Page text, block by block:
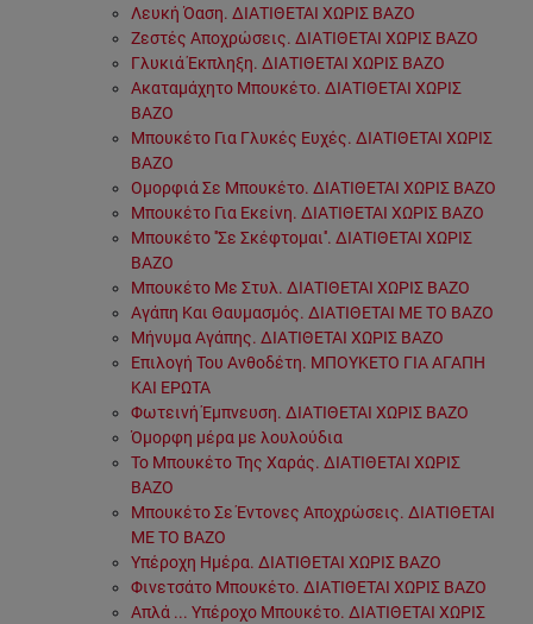
Λευκή Όαση. ΔΙΑΤΙΘΕΤΑΙ ΧΩΡΙΣ ΒΑΖΟ
Ζεστές Αποχρώσεις. ΔΙΑΤΙΘΕΤΑΙ ΧΩΡΙΣ ΒΑΖΟ
Γλυκιά Έκπληξη. ΔΙΑΤΙΘΕΤΑΙ ΧΩΡΙΣ ΒΑΖΟ
Ακαταμάχητο Μπουκέτο. ΔΙΑΤΙΘΕΤΑΙ ΧΩΡΙΣ
ΒΑΖΟ
Μπουκέτο Για Γλυκές Ευχές. ΔΙΑΤΙΘΕΤΑΙ ΧΩΡΙΣ
ΒΑΖΟ
Ομορφιά Σε Μπουκέτο. ΔΙΑΤΙΘΕΤΑΙ ΧΩΡΙΣ ΒΑΖΟ
Μπουκέτο Για Εκείνη. ΔΙΑΤΙΘΕΤΑΙ ΧΩΡΙΣ ΒΑΖΟ
Μπουκέτο ''Σε Σκέφτομαι''. ΔΙΑΤΙΘΕΤΑΙ ΧΩΡΙΣ
ΒΑΖΟ
Μπουκέτο Με Στυλ. ΔΙΑΤΙΘΕΤΑΙ ΧΩΡΙΣ ΒΑΖΟ
Αγάπη Και Θαυμασμός. ΔΙΑΤΙΘΕΤΑΙ ΜΕ ΤΟ ΒΑΖΟ
Μήνυμα Αγάπης. ΔΙΑΤΙΘΕΤΑΙ ΧΩΡΙΣ ΒΑΖΟ
Επιλογή Του Ανθοδέτη. ΜΠΟΥΚΕΤΟ ΓΙΑ ΑΓΑΠΗ
ΚΑΙ ΕΡΩΤΑ
Φωτεινή Έμπνευση. ΔΙΑΤΙΘΕΤΑΙ ΧΩΡΙΣ ΒΑΖΟ
Όμορφη μέρα με λουλούδια
Το Μπουκέτο Της Χαράς. ΔΙΑΤΙΘΕΤΑΙ ΧΩΡΙΣ
ΒΑΖΟ
Μπουκέτο Σε Έντονες Αποχρώσεις. ΔΙΑΤΙΘΕΤΑΙ
ΜΕ ΤΟ ΒΑΖΟ
Υπέροχη Ημέρα. ΔΙΑΤΙΘΕΤΑΙ ΧΩΡΙΣ ΒΑΖΟ
Φινετσάτο Μπουκέτο. ΔΙΑΤΙΘΕΤΑΙ ΧΩΡΙΣ ΒΑΖΟ
Απλά ... Υπέροχο Μπουκέτο. ΔΙΑΤΙΘΕΤΑΙ ΧΩΡΙΣ